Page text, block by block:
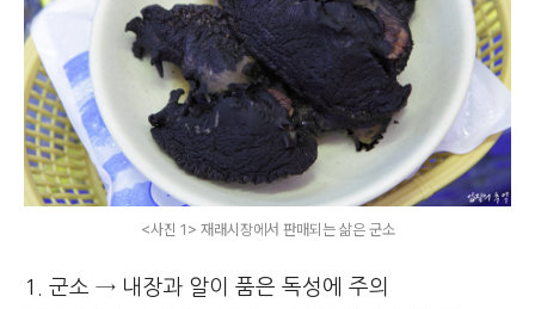
<사진 1> 재래시장에서 판매되는 삶은 군소
1. 군소 → 내장과 알이 품은 독성에 주의